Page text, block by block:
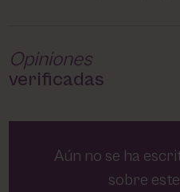
Opiniones
verificadas
Aún no se ha
sobre